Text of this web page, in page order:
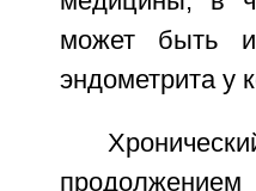
может быть
эндометрита у
продолжением